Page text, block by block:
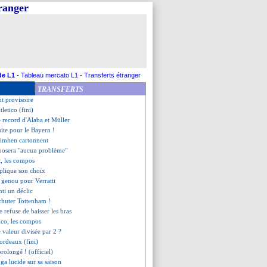
L1 - Tableau mercato L1 - Transferts étranger
TRANSFERTS
de Garcia
(fini)
de Pochettino
provisoire
(fini)
record d'Alaba et Müller
pour le Bayern !
cartonnent
"aucun problème"
les compos
son choix
genou pour Verratti
un déclic
Tottenham !
refuse de baisser les bras
les compos
valeur divisée par 2 ?
(fini)
! (officiel)
lucide sur sa saison